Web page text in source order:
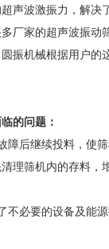
声波激振力，解
厂家的超声波振
振机械根据用户
的问题：
障后继续投料，使
理筛机内的存料，
必要的设备及能源